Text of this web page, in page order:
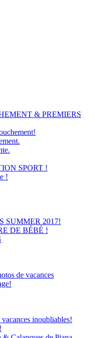
& PREMIERS
SPORT !
!
SUMMER 2017!
DE BÉBÉ !
de vacances
inoubliables!